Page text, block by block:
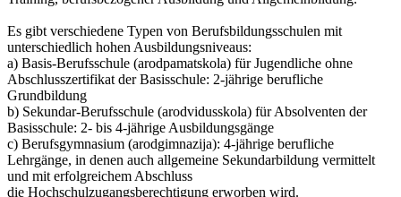
Es gibt verschiedene Typen von Berufsbildungsschulen mit
unterschiedlich hohen Ausbildungsniveaus:
a) Basis-Berufsschule (arodpamatskola) für Jugendliche ohne
Abschlusszertifikat der Basisschule: 2-jährige berufliche
Grundbildung
b) Sekundar-Berufsschule (arodvidusskola) für Absolventen der
Basisschule: 2- bis 4-jährige Ausbildungsgänge
c) Berufsgymnasium (arodgimnazija): 4-jährige berufliche
Lehrgänge, in denen auch allgemeine Sekundarbildung vermittelt
und mit erfolgreichem Abschluss
die Hochschulzugangsberechtigung erworben wird.